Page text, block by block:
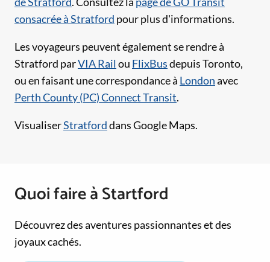
consacrée à Stratford pour plus d'informations.
Les voyageurs peuvent également se rendre à
Stratford parVIA Rail ou FlixBusdepuis Toronto,
ou en faisant une correspondance à Londonavec
Perth County (PC) Connect Transit.
VisualiserStratforddans Google Maps.
Quoi faire à Startford
Découvrez des aventures passionnantes et des
joyaux cachés.